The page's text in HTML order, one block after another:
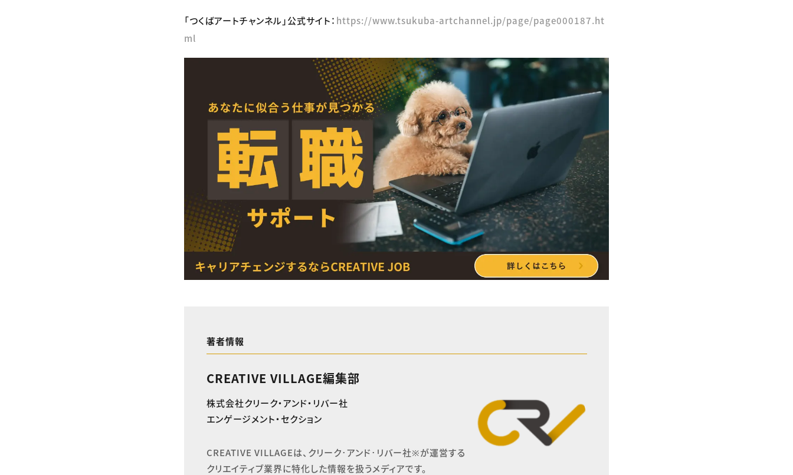
「つくばアートチャンネル」公式サイト： https://www.tsukuba-artchannel.jp/page/page000187.ht
ml
著者情報
CREATIVE VILLAGE編集部
株式会社クリーク・アンド・リバー社
エンゲージメント・セクション
CREATIVE VILLAGEは、クリーク･アンド･リバー社※が運営する
クリエイティブ業界に特化した情報を扱うメディアです。